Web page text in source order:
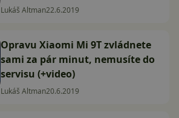
Lukáš Altman22.6.2019
Opravu Xiaomi Mi 9T zvládnete
sami za pár minut, nemusíte do
servisu (+video)
Lukáš Altman20.6.2019